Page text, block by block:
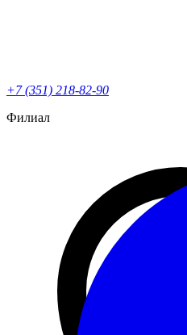
+7 (351) 218-82-90
Филиал